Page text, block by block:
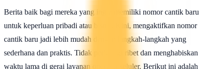
Berita baik bagi mereka yang ingin memiliki nomor cantik baru
untuk keperluan pribadi atau bisnis. Kini, mengaktifkan nomor
cantik baru jadi lebih mudah dengan langkah-langkah yang
sederhana dan praktis. Tidak perlu lagi ribet dan menghabiskan
waktu lama di gerai layanan operator seluler. Berikut ini adalah